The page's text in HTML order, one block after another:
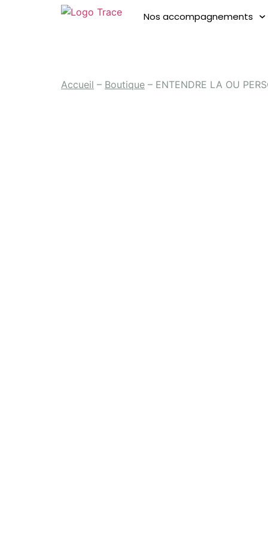
Nos accompagnements
Accueil – Boutique – ENTENDRE LA OU